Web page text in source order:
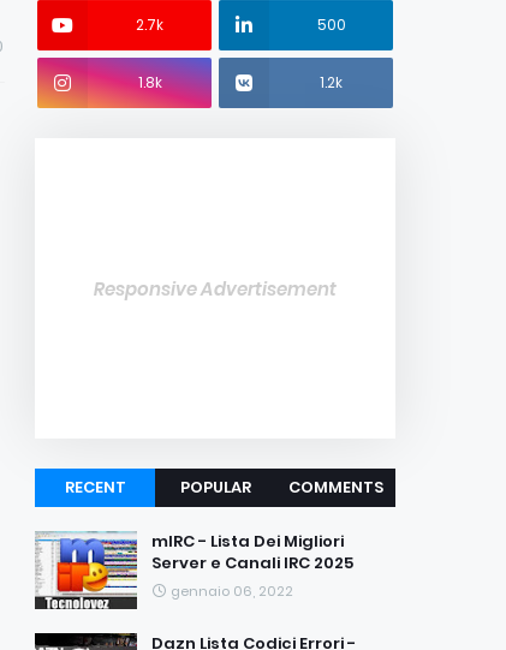
2.7k 500
1.8k 1.2k
Responsive Advertisement
RECENT POPULAR COMMENTS
mIRC - Lista Dei Migliori
Server e Canali IRC 2025
gennaio 06, 2022
Dazn Lista Codici Errori -